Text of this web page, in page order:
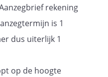
rekening
is 1
dus uiterlijk 1
op de hoogte